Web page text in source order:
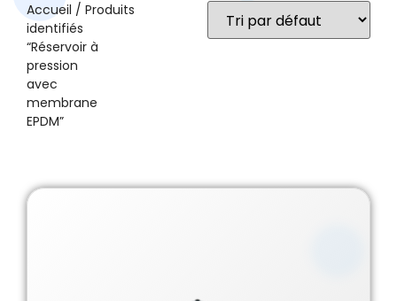
Accueil / Produits
identifiés
“Réservoir à
pression
avec
membrane
EPDM”